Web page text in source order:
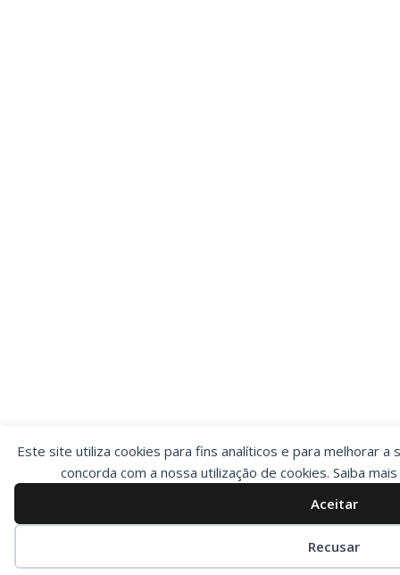
Este site utiliza cookies para fins analíticos e para melhorar a
concorda com a nossa utilização de cookies. Saiba
Aceitar
Recusar